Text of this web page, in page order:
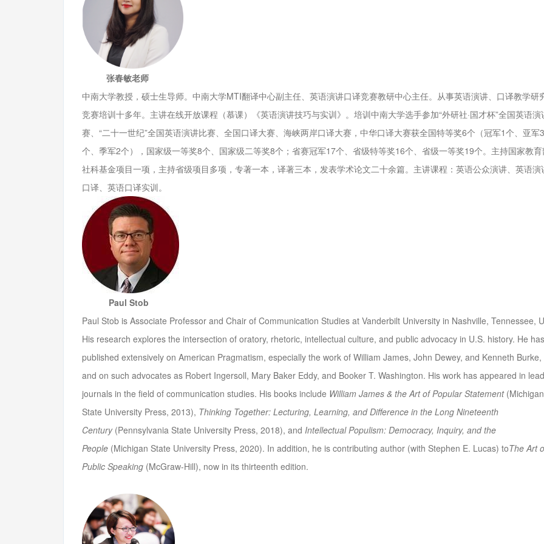
张春敏老师
中南大学教授，硕士生导师。中南大学MTI翻译中心副主任、英语演讲口译竞赛教研中心主任。从事英语演讲、口译教学研
竞赛培训十多年。主讲在线开放课程（慕课）《英语演讲技巧与实训》。培训中南大学选手参加“外研社·国才杯”全国英语演
赛、“二十一世纪”全国英语演讲比赛、全国口译大赛、海峡两岸口译大赛，中华口译大赛获全国特等奖6个（冠军1个、亚军3
个、季军2个），国家级一等奖8个、国家级二等奖8个；省赛冠军17个、省级特等奖16个、省级一等奖19个。主持国家教育
社科基金项目一项，主持省级项目多项，专著一本，译著三本，发表学术论文二十余篇。主讲课程：英语公众演讲、英语演
口译、英语口译实训。
Paul Stob
Paul Stob is Associate Professor and Chair of Communication Studies at Vanderbilt University in Nashville, Tennessee,
His research explores the intersection of oratory, rhetoric, intellectual culture, and public advocacy in U.S. history. He has
published extensively on American Pragmatism, especially the work of William James, John Dewey, and Kenneth Burke,
and on such advocates as Robert Ingersoll, Mary Baker Eddy, and Booker T. Washington. His work has appeared in
journals in the field of communication studies. His books include William James & the Art of Popular Statement(Michigan
State University Press, 2013), Thinking Together: Lecturing, Learning, and Difference in the Long Nineteenth
Century(Pennsylvania State University Press, 2018), and Intellectual Populism: Democracy, Inquiry, and the
People (Michigan State University Press, 2020). In addition, he is contributing author (with Stephen E. Lucas) toThe Art
Public Speaking (McGraw-Hill), now in its thirteenth edition.